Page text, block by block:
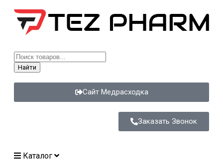
Найти
Сайт Медрасходка
Заказать Звонок
Каталог